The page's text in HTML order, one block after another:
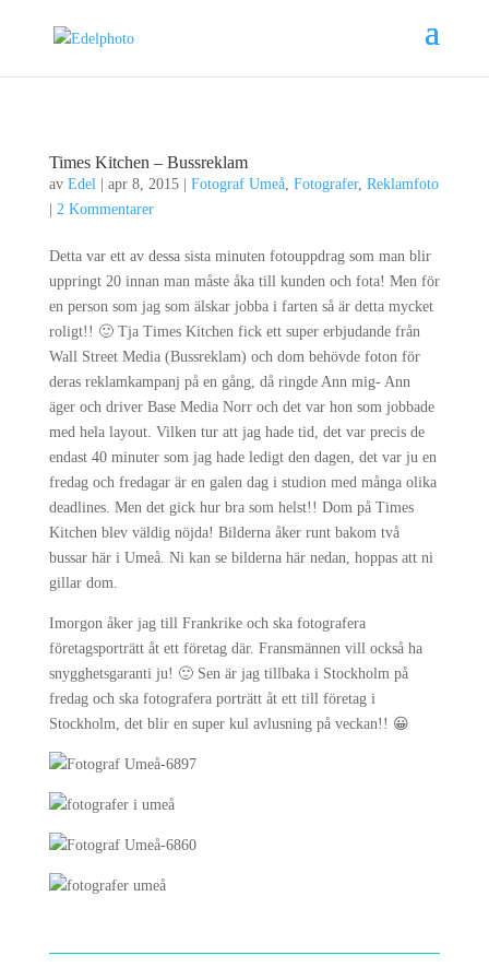
Times Kitchen – Bussreklam
av Edel| apr 8, 2015| Fotograf Umeå, Fotografer, Reklamfoto
2 Kommentarer
Detta var ett av dessa sista minuten fotouppdrag som man blir
uppringt 20 innan man måste åka till kunden och fota! Men för
en person som jag som älskar jobba i farten så är detta mycket
roligt!! 🙂 Tja Times Kitchen fick ett super erbjudande från
Wall Street Media (Bussreklam) och dom behövde foton för
deras reklamkampanj på en gång, då ringde Ann mig- Ann
äger och driver Base Media Norr och det var hon som jobbade
med hela layout. Vilken tur att jag hade tid, det var precis de
endast 40 minuter som jag hade ledigt den dagen, det var ju en
fredag och fredagar är en galen dag i studion med många olika
deadlines. Men det gick hur bra som helst!! Dom på Times
Kitchen blev väldig nöjda! Bilderna åker runt bakom två
bussar här i Umeå. Ni kan se bilderna här nedan, hoppas att ni
gillar dom.
Imorgon åker jag till Frankrike och ska fotografera
företagsporträtt åt ett företag där. Fransmännen vill också ha
snygghetsgaranti ju! 🙂 Sen är jag tillbaka i Stockholm på
fredag och ska fotografera porträtt åt ett till företag i
Stockholm, det blir en super kul avlusning på veckan!! 😀